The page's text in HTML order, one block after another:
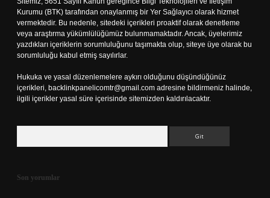
Kurumu (BTK) tarafından onaylanmış bir Yer Sağlayıcı olarak hizmet
vermektedir. Bu nedenle, sitedeki içerikleri proaktif olarak denetleme
veya araştırma yükümlülüğümüz bulunmamaktadır. Ancak, üyelerimiz
yazdıkları içeriklerin sorumluluğunu taşımakta olup, siteye üye olarak bu
sorumluluğu kabul etmiş sayılırlar.
Hukuka ve yasal düzenlemelere aykırı olduğunu düşündüğünüz
içerikleri, backlinkpanelicomtr@gmail.com adresine bildirmeniz halinde,
ilgili içerikler yasal süre içerisinde sitemizden kaldırılacaktır.
Son yorumlar